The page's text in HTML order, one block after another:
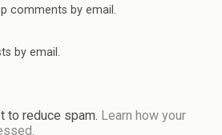
comments by email.
by email.
to reduce spam. Learn how your